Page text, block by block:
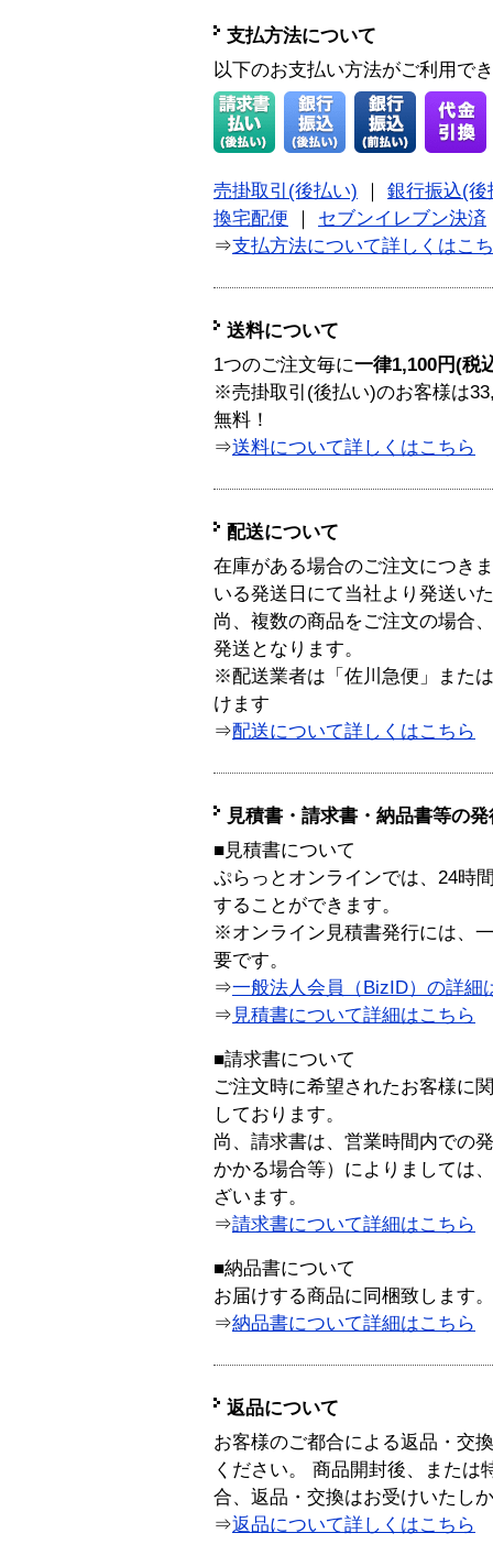
支払方法について
以下のお支払い方法がご利用で
売掛取引(後払い)
銀行振込(後
換宅配便
セブンイレブン決済
⇒支払方法について詳しくはこ
送料について
1つのご注文毎に一律1,100円(税
※売掛取引(後払い)のお客様は
無料！
⇒送料について詳しくはこちら
配送について
在庫がある場合のご注文につき
いる発送日にて当社より発送い
尚、複数の商品をご注文の場合
発送となります。
※配送業者は「佐川急便」また
けます
⇒配送について詳しくはこちら
見積書・請求書・納品書等の
■見積書について
ぷらっとオンラインでは、24時
することができます。
※オンライン見積書発行には、
要です。
⇒一般法人会員（BizID）の詳細
⇒ 見積書について詳細はこちら
■請求書について
ご注文時に希望されたお客様に
しております。
尚、請求書は、営業時間内での
かかる場合等）によりましては
ざいます。
⇒請求書について詳細はこちら
■納品書について
お届けする商品に同梱致します。
⇒納品書について詳細はこちら
返品について
お客様のご都合による返品・交
ください。 商品開封後、または
合、返品・交換はお受けいたし
⇒返品について詳しくはこちら